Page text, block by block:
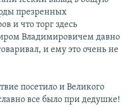
презренных
и что торг здесь
Владимировичем давно
и ему это очень не
посетило и Великого
все было при дедушке!